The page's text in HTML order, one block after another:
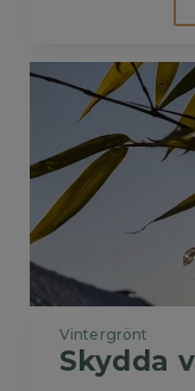
och förbereda
Vintergrönt
Skydda